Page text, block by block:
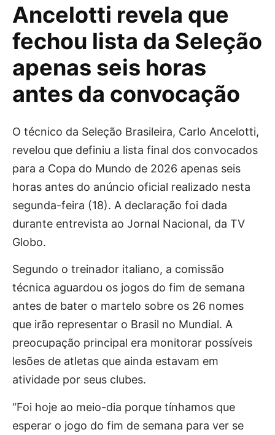
Ancelotti revela que
fechou lista da Seleção
apenas seis horas
antes da convocação
O técnico da Seleção Brasileira, Carlo Ancelotti,
revelou que definiu a lista final dos convocados
para a Copa do Mundo de 2026 apenas seis
horas antes do anúncio oficial realizado nesta
segunda-feira (18). A declaração foi dada
durante entrevista ao Jornal Nacional, da TV
Globo.
Segundo o treinador italiano, a comissão
técnica aguardou os jogos do fim de semana
antes de bater o martelo sobre os 26 nomes
que irão representar o Brasil no Mundial. A
preocupação principal era monitorar possíveis
lesões de atletas que ainda estavam em
atividade por seus clubes.
“Foi hoje ao meio-dia porque tínhamos que
esperar o jogo do fim de semana para ver se